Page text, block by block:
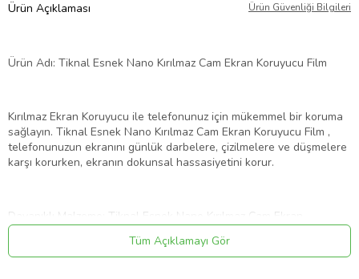
Ürün Açıklaması Ürün Güvenliği Bilgileri
Ürün Adı: Tiknal Esnek Nano Kırılmaz Cam Ekran Koruyucu Film
Kırılmaz Ekran Koruyucu ile telefonunuz için mükemmel bir koruma
sağlayın. Tiknal Esnek Nano Kırılmaz Cam Ekran Koruyucu Film ,
telefonunuzun ekranını günlük darbelere, çizilmelere ve düşmelere
karşı korurken, ekranın dokunsal hassasiyetini korur.
Dayanıklı Malzeme: Tiknal Esnek Nano Kırılmaz Cam Ekran
Koruyucu Film , son teknoloji ile üretilmiştir. Bu özel malzeme,
ekranınızı her türlü darbeye karşı korur ve çizilmez bir yüzey sunar.
Tüm Açıklamayı Gör